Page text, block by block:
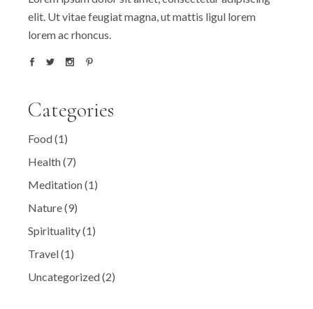
elit. Ut vitae feugiat magna, ut mattis ligul lorem
lorem ac rhoncus.
Categories
Food(1)
Health(7)
Meditation(1)
Nature(9)
Spirituality(1)
Travel(1)
Uncategorized(2)